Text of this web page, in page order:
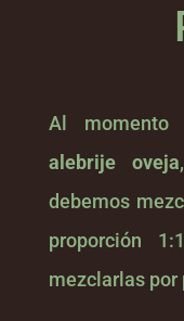
Al
alebrije oveja
debemos
proporción
mezclarlas por